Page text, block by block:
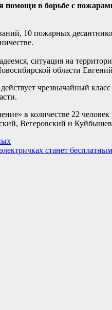
помощи в борьбе с
10 пожарных
ситуация на
области
чрезвычайный
в количестве 22
Вегеровский и
станет бесплатным